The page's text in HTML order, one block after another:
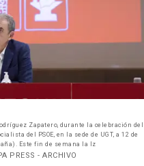
Zapatero, durante la celebración del
del PSOE, en la sede de UGT, a 12 de
Este fin de semana la Iz
PRESS - ARCHIVO